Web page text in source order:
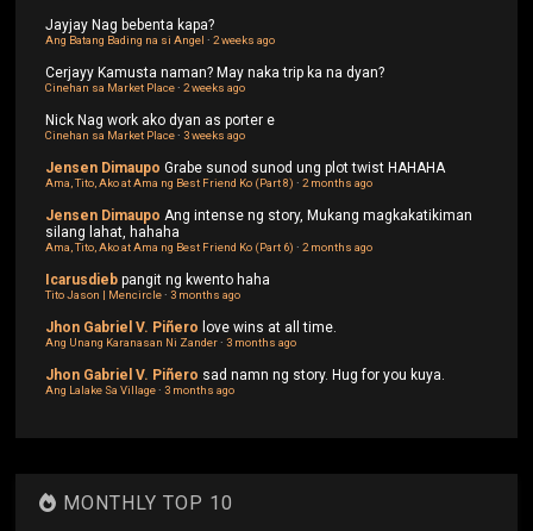
JayjayNag bebenta kapa?
Ang Batang Bading na si Angel ·2 weeks ago
CerjayyKamusta naman? May naka trip ka na dyan?
Cinehan sa Market Place·2 weeks ago
NickNag work ako dyan as porter e
Cinehan sa Market Place·3 weeks ago
Jensen Dimaupo Grabe sunod sunod ung plot twist HAHAHA
Ama, Tito, Ako at Ama ng Best Friend Ko (Part 8) ·2 months ago
Jensen Dimaupo Ang intense ng story, Mukang magkakatikiman
silang lahat, hahaha
Ama, Tito, Ako at Ama ng Best Friend Ko (Part 6) ·2 months ago
Icarusdieb pangit ng kwento haha
Tito Jason | Mencircle·3 months ago
Jhon Gabriel V. Piñero love wins at all time.
Ang Unang Karanasan Ni Zander·3 months ago
Jhon Gabriel V. Piñero sad namn ng story. Hug for you kuya.
Ang Lalake Sa Village·3 months ago
MONTHLY TOP 10